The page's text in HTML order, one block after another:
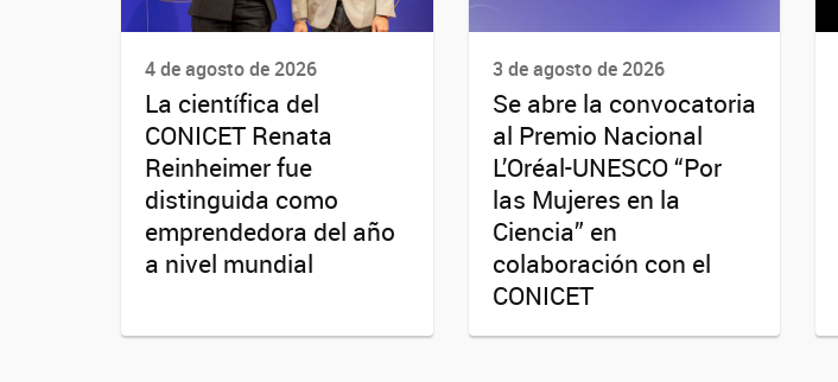
4 de agosto de 2026
La científica del
CONICET Renata
Reinheimer fue
distinguida como
emprendedora del año
a nivel mundial
3 de agosto de 2026
Se abre la convocatoria
al Premio Nacional
L’Oréal-UNESCO “Por
las Mujeres en la
Ciencia” en
colaboración con el
CONICET